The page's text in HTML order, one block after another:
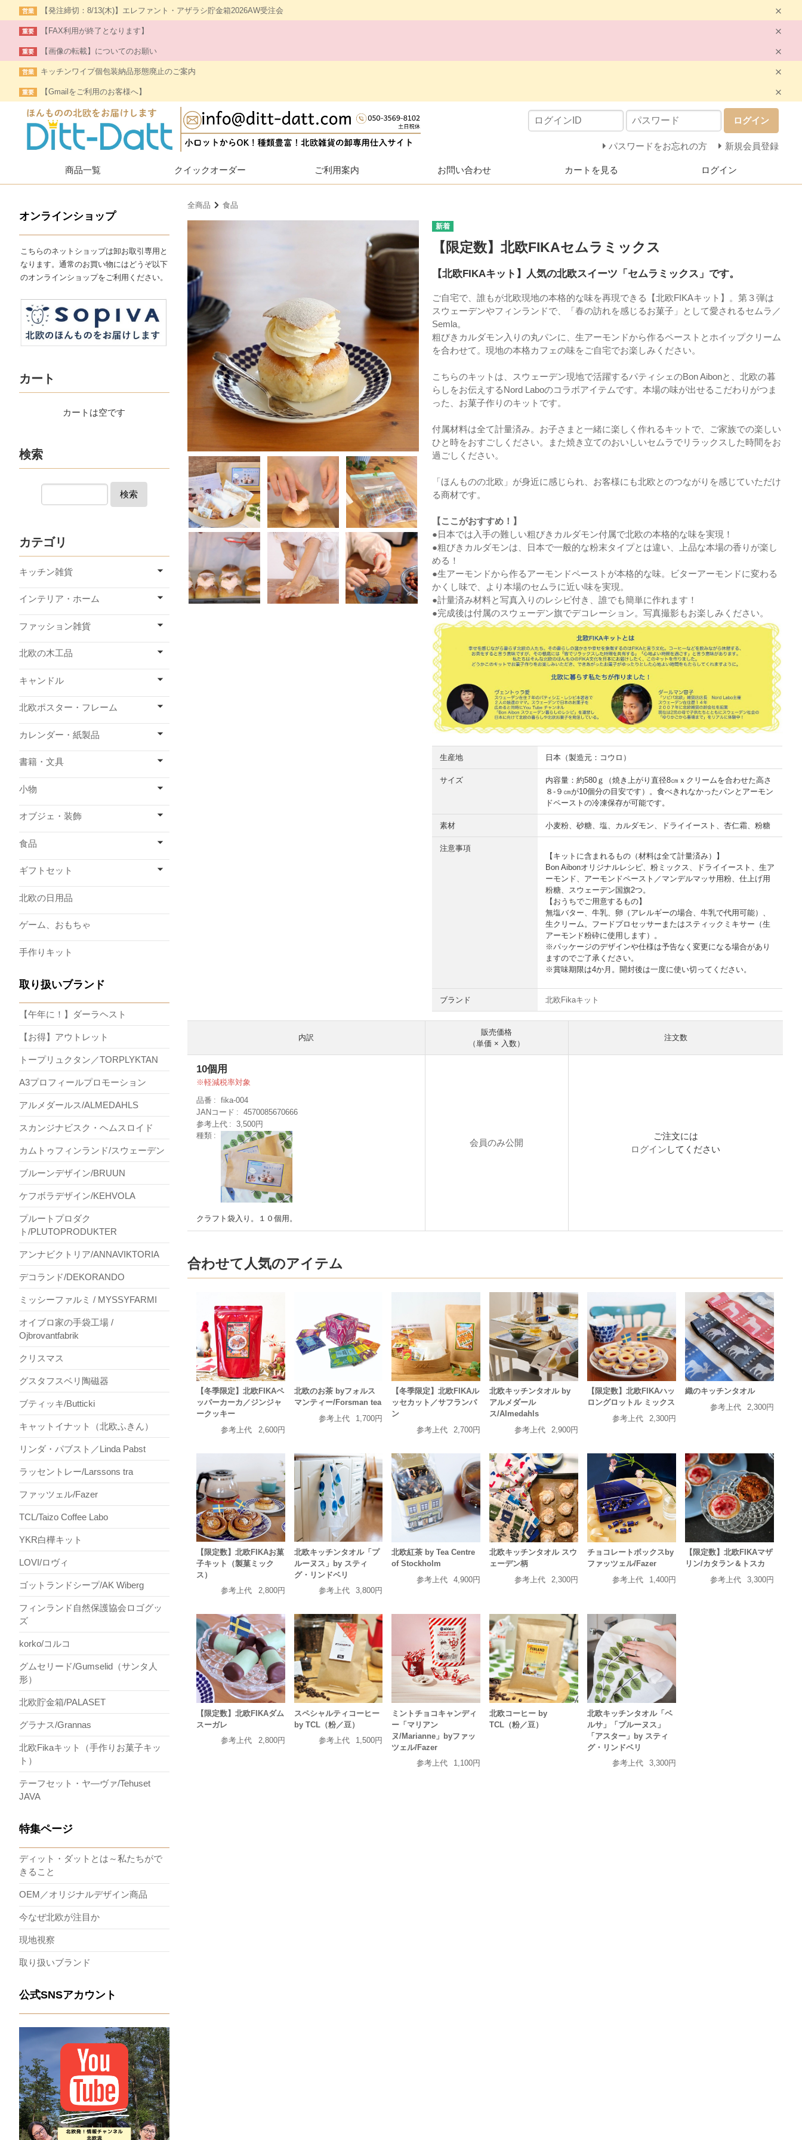
営業 【発注締切：8/13(木)】エレファント・アザラシ貯金箱2026AW受注会
重要 【FAX利用が終了となります】
重要 【画像の転載】についてのお願い
営業 キッチンワイプ個包装納品形態廃止のご案内
重要 【Gmailをご利用のお客様へ】
ログイン
パスワードをお忘れの方 新規会員登録
商品一覧 クイックオーダー ご利用案内 お問い合わせ カートを見る ログイン
全商品 食品
【限定数】北欧FIKAセムラミックス
【北欧FIKAキット】人気の北欧スイーツ「セムラミックス」です。
ご自宅で、誰もが北欧現地の本格的な味を再現できる【北欧FIKAキット】。第３弾は
スウェーデンやフィンランドで、「春の訪れを感じるお菓子」として愛されるセムラ／
Semla。
粗びきカルダモン入りの丸パンに、生アーモンドから作るペーストとホイップクリーム
を合わせて。現地の本格カフェの味をご自宅でお楽しみください。
こちらのキットは、スウェーデン現地で活躍するパティシェのBon Aibonと、北欧の暮
らしをお伝えするNord Laboのコラボアイテムです。本場の味が出せるこだわりがつま
った、お菓子作りのキットです。
付属材料は全て計量済み。お子さまと一緒に楽しく作れるキットで、ご家族での楽しい
ひと時をおすごしください。また焼き立てのおいしいセムラでリラックスした時間をお
過ごしください。
「ほんものの北欧」が身近に感じられ、お客様にも北欧とのつながりを感じていただけ
る商材です。
【ここがおすすめ！】
●日本では入手の難しい粗びきカルダモン付属で北欧の本格的な味を実現！
●粗びきカルダモンは、日本で一般的な粉末タイプとは違い、上品な本場の香りが楽し
める！
●生アーモンドから作るアーモンドペーストが本格的な味。ビターアーモンドに変わる
かくし味で、より本場のセムラに近い味を実現。
●計量済み材料と写真入りのレシピ付き、誰でも簡単に作れます！
●完成後は付属のスウェーデン旗でデコレーション。写真撮影もお楽しみください。
生産地 日本（製造元：コウロ）
サイズ
内容量：約580ｇ（焼き上がり直径8㎝ｘクリームを合わせた高さ
８-９㎝が10個分の目安です）。食べきれなかったパンとアーモン
ドペーストの冷凍保存が可能です。
素材 小麦粉、砂糖、塩、カルダモン、ドライイースト、杏仁霜、粉糖
注意事項
【キットに含まれるもの（材料は全て計量済み）】
Bon Aibonオリジナルレシピ、粉ミックス、ドライイースト、生ア
ーモンド、アーモンドペースト／マンデルマッサ用粉、仕上げ用
粉糖、スウェーデン国旗2つ。
【おうちでご用意するもの】
無塩バター、牛乳、卵（アレルギーの場合、牛乳で代用可能）、
生クリーム。フードプロセッサーまたはスティックミキサー（生
アーモンド粉砕に使用します）。
※パッケージのデザインや仕様は予告なく変更になる場合があり
ますのでご了承ください。
※賞味期限は4か月。開封後は一度に使い切ってください。
ブランド 北欧Fikaキット
内訳
販売価格
（単価 × 入数）
注文数
10個用
軽減税率対象
品番
fika-004
JANコード
4570085670666
参考上代
3,500円
種類
クラフト袋入り。１０個用。
会員のみ公開
ご注文には
ログイン してください
合わせて人気のアイテム
【冬季限定】北欧FIKAペ
ッパーカーカ／ジンジャ
ークッキー
参考上代
2,600円
北欧のお茶 byフォルス
マンティー/Forsman tea
参考上代
1,700円
【冬季限定】北欧FIKAル
ッセカット／サフランパ
ン
参考上代
2,700円
北欧キッチンタオル by
アルメダール
ス/Almedahls
参考上代
2,900円
【限定数】北欧FIKAハッ
ロングロットル ミックス
参考上代
2,300円
織のキッチンタオル
参考上代
2,300円
【限定数】北欧FIKAお菓
子キット（製菓ミック
ス）
参考上代
2,800円
北欧キッチンタオル「プ
ルーヌス」by スティ
グ・リンドベリ
参考上代
3,800円
北欧紅茶 by Tea Centre
of Stockholm
参考上代
4,900円
北欧キッチンタオル スウ
ェーデン柄
参考上代
2,300円
チョコレートボックスby
ファッツェル/Fazer
参考上代
1,400円
【限定数】北欧FIKAマザ
リン/カタラン＆トスカ
参考上代
3,300円
【限定数】北欧FIKAダム
スーガレ
参考上代
2,800円
スペシャルティコーヒー
by TCL（粉／豆）
参考上代
1,500円
ミントチョコキャンディ
ー「マリアン
ヌ/Marianne」byファッ
ツェル/Fazer
参考上代
1,100円
北欧コーヒー by
TCL（粉／豆）
北欧キッチンタオル「ベ
ルサ」「プルーヌス」
「アスター」by スティ
グ・リンドベリ
参考上代
3,300円
オンラインショップ
こちらのネットショップは卸お取引専用と
なります。通常のお買い物にはどうぞ以下
のオンラインショップをご利用ください。
カート
カートは空です
検索
検索
カテゴリ
キッチン雑貨
インテリア・ホーム
ファッション雑貨
北欧の木工品
キャンドル
北欧ポスター・フレーム
カレンダー・紙製品
書籍・文具
小物
オブジェ・装飾
食品
ギフトセット
北欧の日用品
ゲーム、おもちゃ
手作りキット
取り扱いブランド
【午年に！】ダーラヘスト
【お得】アウトレット
トープリュクタン／TORPLYKTAN
A3プロフィールプロモーション
アルメダールス/ALMEDAHLS
スカンジナビスク・ヘムスロイド
カムトゥフィンランド/スウェーデン
ブルーンデザイン/BRUUN
ケフボラデザイン/KEHVOLA
プルートプロダク
ト/PLUTOPRODUKTER
アンナビクトリア/ANNAVIKTORIA
デコランド/DEKORANDO
ミッシーファルミ / MYSSYFARMI
オイブロ家の手袋工場 /
Ojbrovantfabrik
クリスマス
グスタフスベリ陶磁器
ブティッキ/Butticki
キャットイナット（北欧ふきん）
リンダ・パブスト／Linda Pabst
ラッセントレー/Larssons tra
ファッツェル/Fazer
TCL/Taizo Coffee Labo
YKR白樺キット
LOVI/ロヴィ
ゴットランドシープ/AK Wiberg
フィンランド自然保護協会ロゴグッ
ズ
korko/コルコ
グムセリード/Gumselid（サンタ人
形）
北欧貯金箱/PALASET
グラナス/Grannas
北欧Fikaキット（手作りお菓子キッ
ト）
テーフセット・ヤ―ヴァ/Tehuset
JAVA
特集ページ
ディット・ダットとは～私たちがで
きること
OEM／オリジナルデザイン商品
今なぜ北欧が注目か
現地視察
取り扱いブランド
公式SNSアカウント